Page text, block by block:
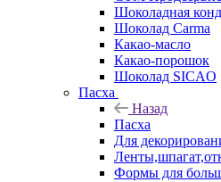
Шоколадная
Шоколад Carma
Какао-масло
Какао-порошок
Шоколад SICAO
Пасха
Назад
Пасха
Для
Формы для